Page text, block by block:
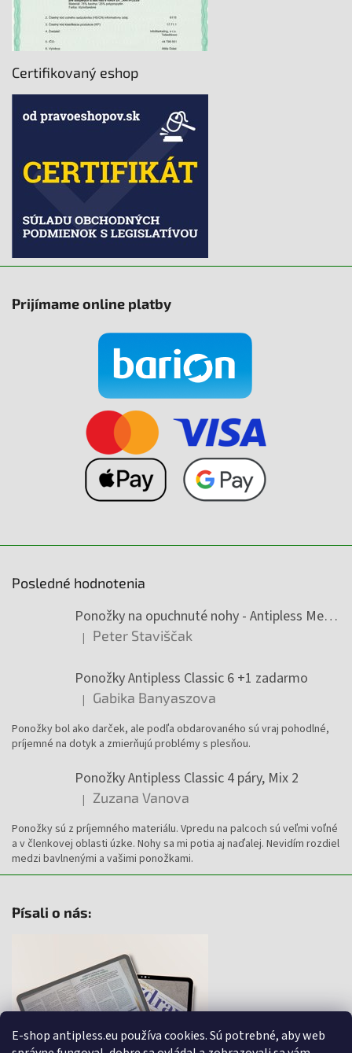
E-shop antipless.eu používa cookies. Sú potrebné, aby web
Certifikovaný eshop
Prijímame online platby
Posledné hodnotenia
Ponožky na opuchnuté nohy - Antipless Medic 6 +1 zadarmo
Hodnotenie produktu je 5 z 5 hviezdičiek.
| Peter Staviščak
Ponožky Antipless Classic 6 +1 zadarmo
Hodnotenie produktu je 5 z 5 hviezdičiek.
| Gabika Banyaszova
Ponožky bol ako darček, ale podľa obdarovaného sú vraj pohodlné,
príjemné na dotyk a zmierňujú problémy s plesňou.
Ponožky Antipless Classic 4 páry, Mix 2
Hodnotenie produktu je 4 z 5 hviezdičiek.
| Zuzana Vanova
Ponožky sú z príjemného materiálu. Vpredu na palcoch sú veľmi voľné
a v členkovej oblasti úzke. Nohy sa mi potia aj naďalej. Nevidím rozdiel
medzi bavlnenými a vašimi ponožkami.
Písali o nás: